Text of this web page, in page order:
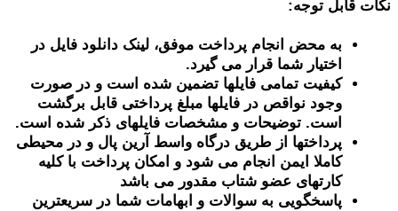
نکات قابل توجه:
به محض انجام پرداخت موفق، لینک دانلود فایل در
اختیار شما قرار می گیرد.
کیفیت تمامی فایلها تضمین شده است و در صورت
وجود نواقص در فایلها مبلغ پرداختی قابل برگشت
است. توضیحات و مشخصات فایلهای ذکر شده است.
پرداختها از طریق درگاه واسط آرین پال و در محیطی
کاملا ایمن انجام می شود و امکان پرداخت با کلیه
کارتهای عضو شتاب مقدور می باشد
پاسخگویی به سوالات و ابهامات شما در سریعترین